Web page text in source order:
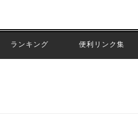
ランキング 便利リンク集